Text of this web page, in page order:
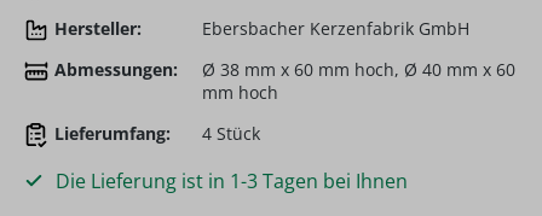
Hersteller:
Ebersbacher Kerzenfabrik GmbH
Abmessungen:
Ø 38 mm x 60 mm hoch, Ø 40 mm x 60
mm hoch
Lieferumfang:
4 Stück
Die Lieferung ist in 1-3 Tagen bei Ihnen